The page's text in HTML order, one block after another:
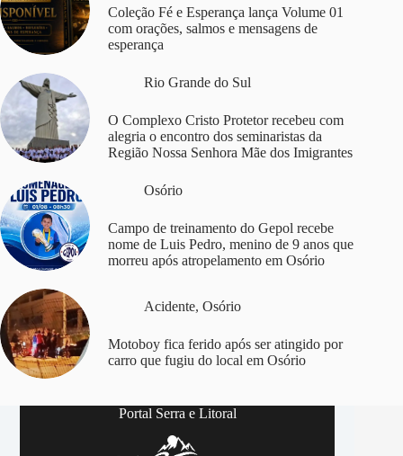
Coleção Fé e Esperança lança Volume 01
com orações, salmos e mensagens de
esperança
Rio Grande do Sul
O Complexo Cristo Protetor recebeu com
alegria o encontro dos seminaristas da
Região Nossa Senhora Mãe dos Imigrantes
Osório
Campo de treinamento do Gepol recebe
nome de Luis Pedro, menino de 9 anos que
morreu após atropelamento em Osório
Acidente, Osório
Motoboy fica ferido após ser atingido por
carro que fugiu do local em Osório
Portal Serra e Litoral